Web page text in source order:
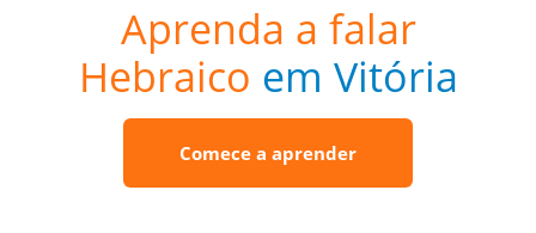
Aprenda a falar
Hebraico em Vitória
Comece a aprender